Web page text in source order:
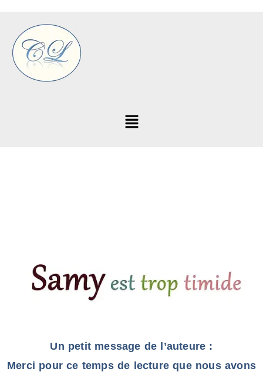
Un petit message de l’auteure :
​Merci pour ce temps de lecture que nous avons